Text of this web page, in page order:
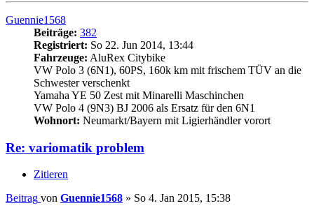
Guennie1568
Beiträge: 382
Registriert: So 22. Jun 2014, 13:44
Fahrzeuge: AluRex Citybike
VW Polo 3 (6N1), 60PS, 160k km mit frischem TÜV an die
Schwester verschenkt
Yamaha YE 50 Zest mit Minarelli Maschinchen
VW Polo 4 (9N3) BJ 2006 als Ersatz für den 6N1
Wohnort: Neumarkt/Bayern mit Ligierhändler vorort
Re: variomatik problem
Zitieren
Beitrag von Guennie1568 » So 4. Jan 2015, 15:38